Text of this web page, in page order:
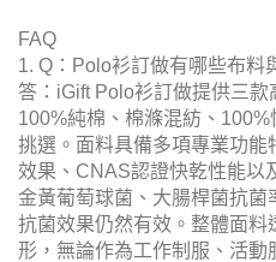
FAQ
1. Q：Polo衫訂做有哪些布料
答：iGift Polo衫訂做提供三
100%純棉、棉滌混紡、
挑選。面料具備多項專業功
效果、CNAS認證快乾性能以
金黃葡萄球菌、大腸桿菌抗菌
抗菌效果仍然有效。整體面
形，無論作為工作制服、活動